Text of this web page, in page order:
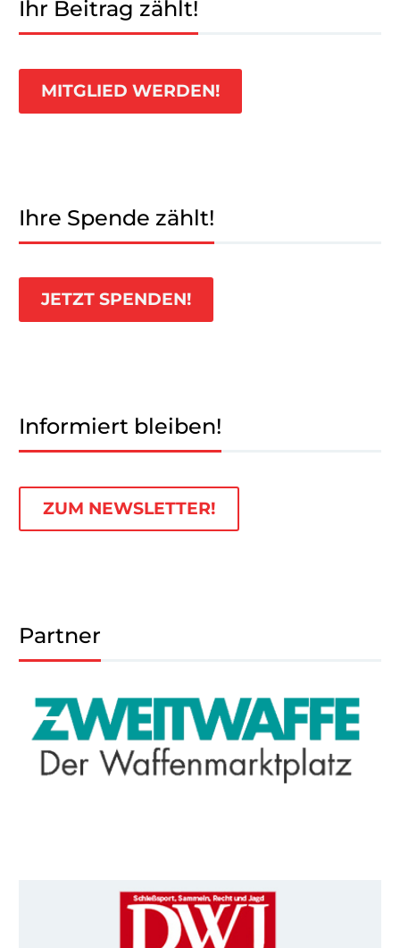
Ihr Beitrag zählt!
MITGLIED WERDEN!
Ihre Spende zählt!
JETZT SPENDEN!
Informiert bleiben!
ZUM NEWSLETTER!
Partner